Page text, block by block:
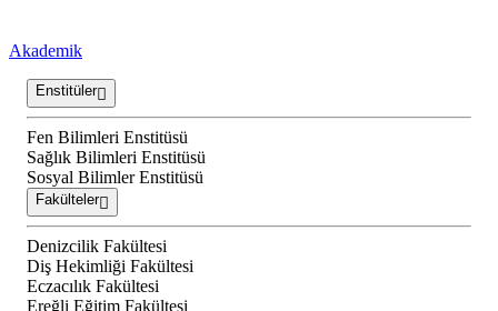
Akademik
Enstitüler
Fen Bilimleri Enstitüsü
Sağlık Bilimleri Enstitüsü
Sosyal Bilimler Enstitüsü
Fakülteler
Denizcilik Fakültesi
Diş Hekimliği Fakültesi
Eczacılık Fakültesi
Ereğli Eğitim Fakültesi